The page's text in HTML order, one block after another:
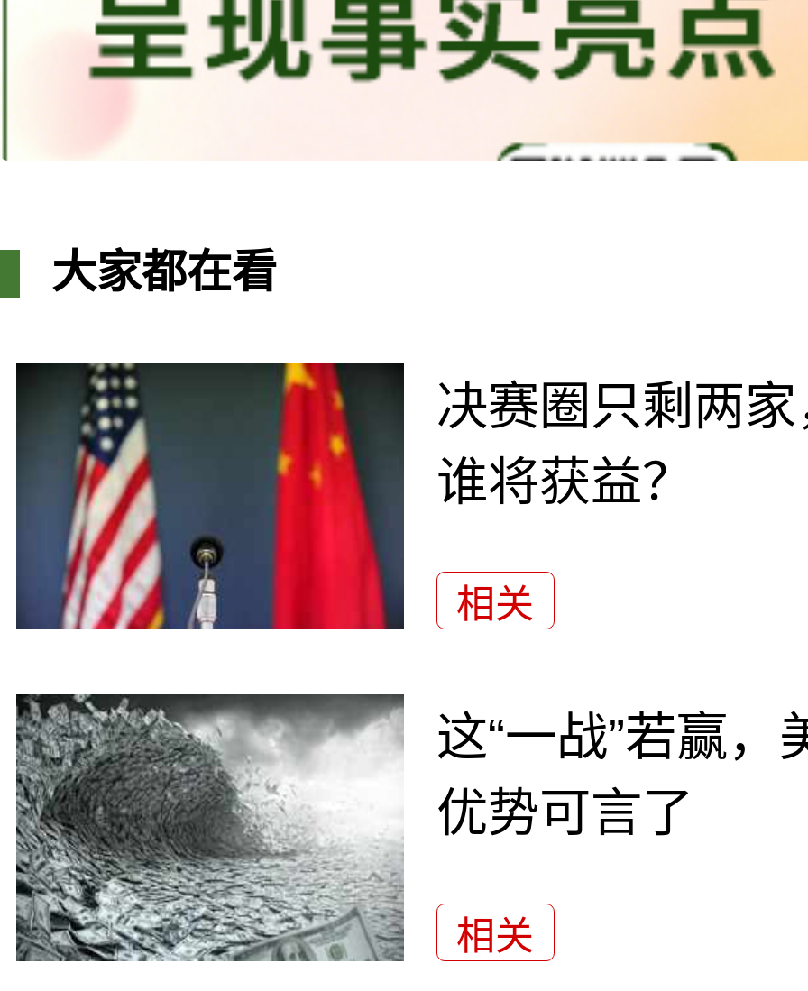
大家都在看
决赛圈只剩两
谁将获益？
相关
这“一战”若赢
优势可言了
相关